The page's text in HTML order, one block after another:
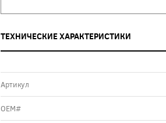
ТЕХНИЧЕСКИЕ ХАРАКТЕРИСТИКИ
Артикул
ОЕМ#